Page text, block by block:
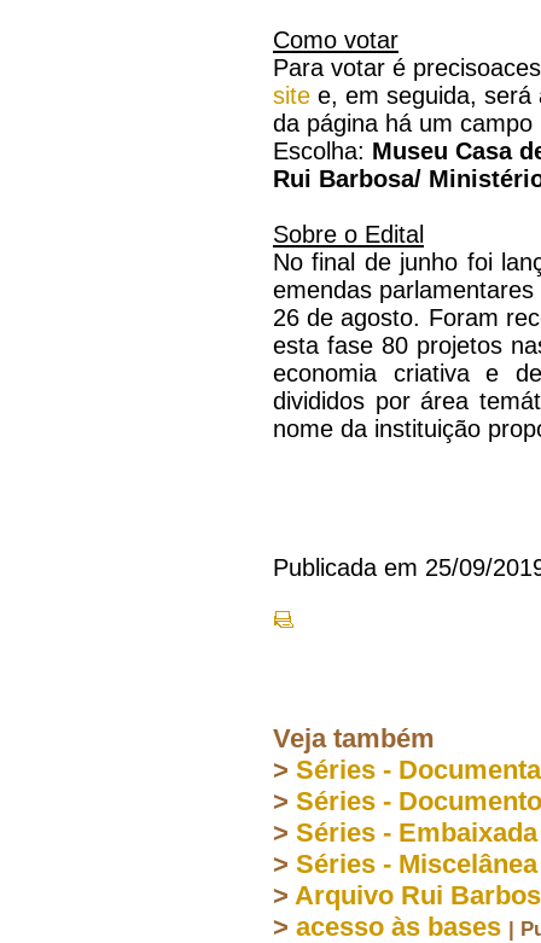
Como votar
Para votar é
site e, em seguida, será
da página há um
Escolha: Museu Casa
Rui Barbosa/
Sobre o Edital
No final de junho foi
emendas
26 de agosto. Foram
esta fase 80 projetos
economia criativa e
divididos por área
nome da instituição
Publicada em 25/09/
Veja também
> Séries -
> Séries -
> Séries -
> Séries - Miscelânea
> Arquivo Rui
> acesso às bases |